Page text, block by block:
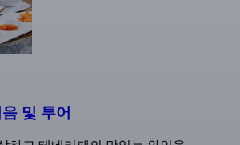
및 투어